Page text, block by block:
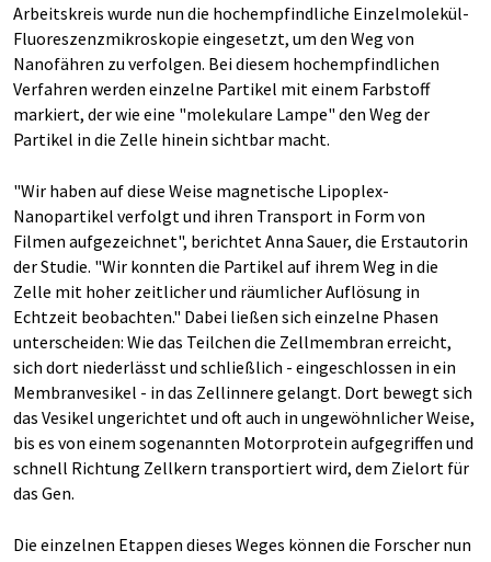
Arbeitskreis wurde nun die hochempfindliche Einzelmolekül-
Fluoreszenzmikroskopie eingesetzt, um den Weg von
Nanofähren zu verfolgen. Bei diesem hochempfindlichen
Verfahren werden einzelne Partikel mit einem Farbstoff
markiert, der wie eine "molekulare Lampe" den Weg der
Partikel in die Zelle hinein sichtbar macht.
"Wir haben auf diese Weise magnetische Lipoplex-
Nanopartikel verfolgt und ihren Transport in Form von
Filmen aufgezeichnet", berichtet Anna Sauer, die Erstautorin
der Studie. "Wir konnten die Partikel auf ihrem Weg in die
Zelle mit hoher zeitlicher und räumlicher Auflösung in
Echtzeit beobachten." Dabei ließen sich einzelne Phasen
unterscheiden: Wie das Teilchen die Zellmembran erreicht,
sich dort niederlässt und schließlich - eingeschlossen in ein
Membranvesikel - in das Zellinnere gelangt. Dort bewegt sich
das Vesikel ungerichtet und oft auch in ungewöhnlicher Weise,
bis es von einem sogenannten Motorprotein aufgegriffen und
schnell Richtung Zellkern transportiert wird, dem Zielort für
das Gen.
Die einzelnen Etappen dieses Weges können die Forscher nun